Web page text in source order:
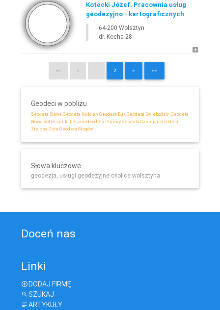
Kotecki Józef. Pracownia usług
geodezyjno - kartograficznych
64-200 Wolsztyn
dr. Kocha 28
<< < 1 2 > >>
Geodeci w pobliżu
Geodeta Sława Geodeta Kościan Geodeta Buk Geodeta Świebodzin Geodeta
Nowa Sól Geodeta Leszno Geodeta Pniewy Geodeta Czempiń Geodeta
Zielona Góra Geodeta Głogów
Słowa kluczowe
geodezja, usługi geodezyjne okolice wolsztyna
Doceń nas
Linki
DODAJ FIRMĘ
SZUKAJ
ARTYKUŁY